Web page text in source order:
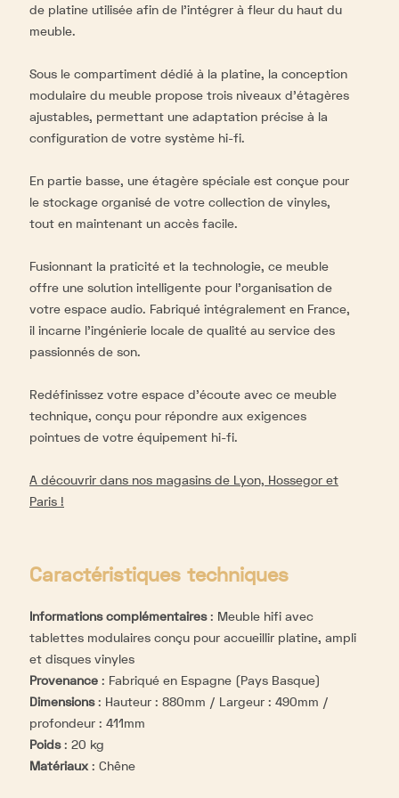
de platine utilisée afin de l'intégrer à fleur du haut du
meuble.
Sous le compartiment dédié à la platine, la conception
modulaire du meuble propose trois niveaux d'étagères
ajustables, permettant une adaptation précise à la
configuration de votre système hi-fi.
En partie basse, une étagère spéciale est conçue pour
le stockage organisé de votre collection de vinyles,
tout en maintenant un accès facile.
Fusionnant la praticité et la technologie, ce meuble
offre une solution intelligente pour l'organisation de
votre espace audio. Fabriqué intégralement en France,
il incarne l'ingénierie locale de qualité au service des
passionnés de son.
Redéfinissez votre espace d'écoute avec ce meuble
technique, conçu pour répondre aux exigences
pointues de votre équipement hi-fi.
A découvrir dans nos magasins de Lyon, Hossegor et
Paris !
Caractéristiques techniques
Informations complémentaires: Meuble hifi avec
tablettes modulaires conçu pour accueillir platine, ampli
et disques vinyles
Provenance : Fabriqué en Espagne (Pays Basque)
Dimensions: Hauteur : 880mm / Largeur : 490mm /
profondeur : 411mm
Poids: 20 kg
Matériaux : Chêne